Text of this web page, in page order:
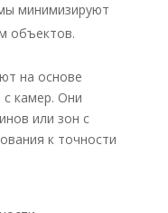
минимизируют
объектов.
на основе
с камер. Они
или зон с
к точности